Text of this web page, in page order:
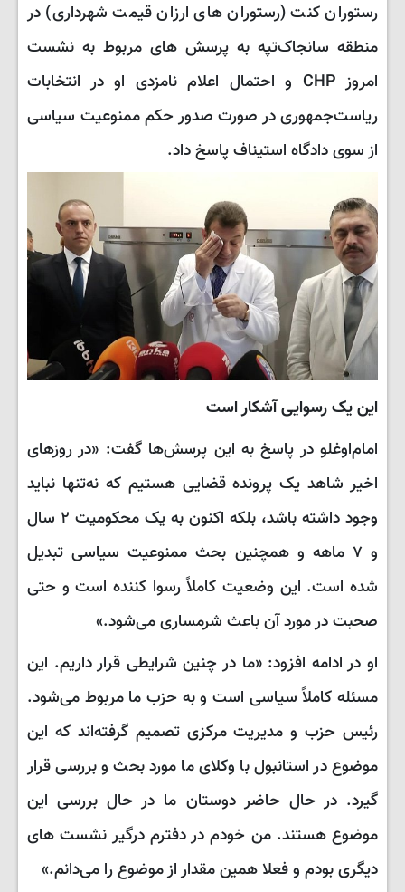
رستوران کنت (رستوران های ارزان قیمت شهرداری) در
منطقه سانجاک‌تپه به پرسش های مربوط به نشست
امروز CHP و احتمال اعلام نامزدی او در انتخابات
ریاست‌جمهوری در صورت صدور حکم ممنوعیت سیاسی
از سوی دادگاه استیناف پاسخ داد.
این یک رسوایی آشکار است
امام‌اوغلو در پاسخ به این پرسش‌ها گفت: «در روزهای
اخیر شاهد یک پرونده قضایی هستیم که نه‌تنها نباید
وجود داشته باشد، بلکه اکنون به یک محکومیت ۲ سال
و ۷ ماهه و همچنین بحث ممنوعیت سیاسی تبدیل
شده است. این وضعیت کاملاً رسوا کننده است و حتی
صحبت در مورد آن باعث شرمساری می‌شود.»
او در ادامه افزود: «ما در چنین شرایطی قرار داریم. این
مسئله کاملاً سیاسی است و به حزب ما مربوط می‌شود.
رئیس حزب و مدیریت مرکزی تصمیم گرفته‌اند که این
موضوع در استانبول با وکلای ما مورد بحث و بررسی قرار
گیرد. در حال حاضر دوستان ما در حال بررسی این
موضوع هستند. من خودم در دفترم درگیر نشست های
دیگری بودم و فعلا همین مقدار از موضوع را می‌دانم.»